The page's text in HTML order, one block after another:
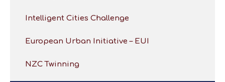
Intelligent Cities Challenge
European Urban Initiative – EUI
NZC Twinning